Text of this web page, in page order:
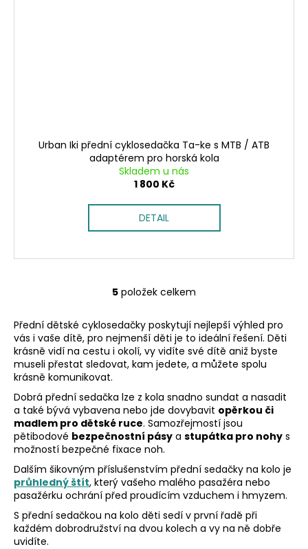
Urban Iki přední cyklosedačka Ta-ke s MTB / ATB
adaptérem pro horská kola
Skladem u nás
1 800 Kč
DETAIL
O
l
á
d
a
c
í
p
r
v
k
y
v
ý
p
5 položek celkem
Přední dětské cyklosedačky poskytují nejlepší výhled pro
vás i vaše dítě, pro nejmenší děti je to ideální řešení. Děti
krásně vidí na cestu i okolí, vy vidíte své dítě aniž byste
museli přestat sledovat, kam jedete, a můžete spolu
krásně komunikovat.
Dobrá přední sedačka lze z kola snadno sundat a nasadit
a také bývá vybavena nebo jde dovybavit opěrkou či
madlem pro dětské ruce. Samozřejmostí jsou
pětibodové bezpečnostní pásy a stupátka pro nohy s
možností bezpečné fixace noh.
Dalším šikovným příslušenstvím přední sedačky na kolo je
průhledný štít, který vašeho malého pasažéra nebo
pasažérku ochrání před proudícím vzduchem i hmyzem.
S přední sedačkou na kolo děti sedí v první řadě při
každém dobrodružství na dvou kolech a vy na ně dobře
uvidíte.